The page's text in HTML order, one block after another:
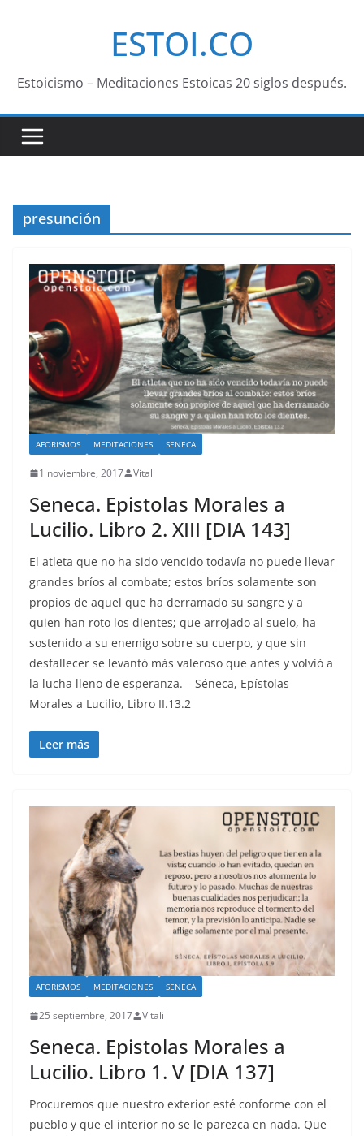
ESTOI.CO
Estoicismo – Meditaciones Estoicas 20 siglos después.
presunción
AFORISMOS MEDITACIONES SENECA
1 noviembre, 2017 Vitali
Seneca. Epistolas Morales a
Lucilio. Libro 2. XIII [DIA 143]
El atleta que no ha sido vencido todavía no puede llevar
grandes bríos al combate; estos bríos solamente son
propios de aquel que ha derramado su sangre y a
quien han roto los dientes; que arrojado al suelo, ha
sostenido a su enemigo sobre su cuerpo, y que sin
desfallecer se levantó más valeroso que antes y volvió a
la lucha lleno de esperanza. – Séneca, Epístolas
Morales a Lucilio, Libro II.13.2
Leer más
AFORISMOS MEDITACIONES SENECA
25 septiembre, 2017 Vitali
Seneca. Epistolas Morales a
Lucilio. Libro 1. V [DIA 137]
Procuremos que nuestro exterior esté conforme con el
pueblo y que el interior no se le parezca en nada. Que